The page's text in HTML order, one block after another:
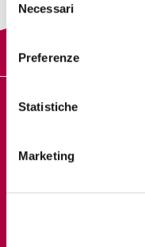
del
consenso
Necessari
Preferenze
Statistiche
Marketing
DIGITAL PILLS ACADEMY
PAGINE UTILI